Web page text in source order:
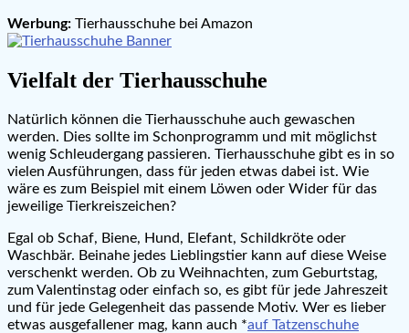
Werbung: Tierhausschuhe bei Amazon
Vielfalt der Tierhausschuhe
Natürlich können die Tierhausschuhe auch gewaschen
werden. Dies sollte im Schonprogramm und mit möglichst
wenig Schleudergang passieren. Tierhausschuhe gibt es in so
vielen Ausführungen, dass für jeden etwas dabei ist. Wie
wäre es zum Beispiel mit einem Löwen oder Wider für das
jeweilige Tierkreiszeichen?
Egal ob Schaf, Biene, Hund, Elefant, Schildkröte oder
Waschbär. Beinahe jedes Lieblingstier kann auf diese Weise
verschenkt werden. Ob zu Weihnachten, zum Geburtstag,
zum Valentinstag oder einfach so, es gibt für jede Jahreszeit
und für jede Gelegenheit das passende Motiv. Wer es lieber
etwas ausgefallener mag, kann auch *auf Tatzenschuhe